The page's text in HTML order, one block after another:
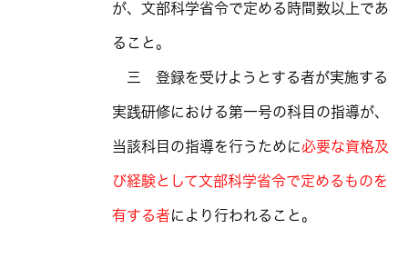
が、文部科学省令で定める時間数以上であ
ること。
三 登録を受けようとする者が実施する
実践研修における第一号の科目の指導が、
当該科目の指導を行うために必要な資格及
び経験として文部科学省令で定めるものを
有する者により行われること。